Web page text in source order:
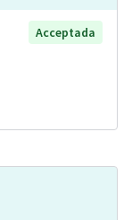
Acceptada